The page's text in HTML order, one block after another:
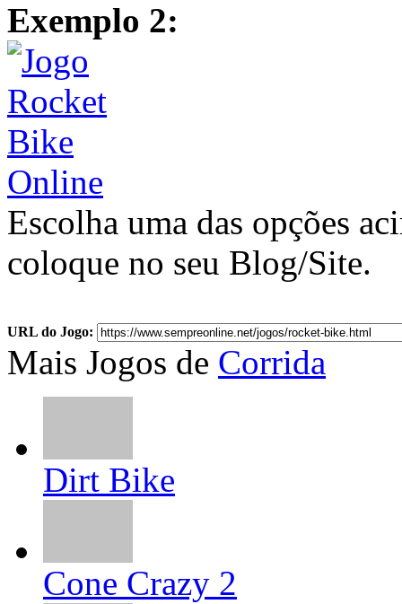
Exemplo 2:
Escolha uma das opções
coloque no seu Blog/Site.
URL do Jogo:
Mais Jogos de Corrida
Dirt Bike
Cone Crazy 2